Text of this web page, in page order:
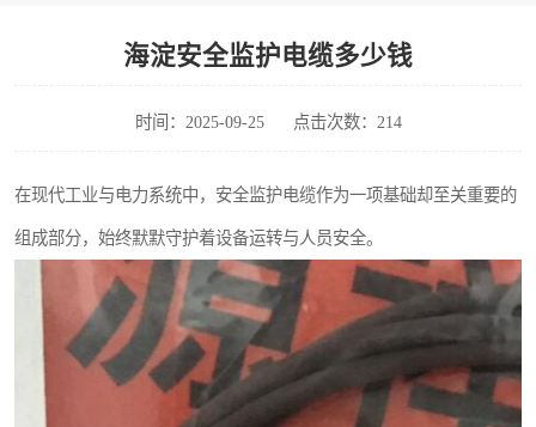
海淀安全监护电缆多少钱
时间：2025-09-25 点击次数：214
在现代工业与电力系统中，安全监护电缆作为一项基础却至关重要的
组成部分，始终默默守护着设备运转与人员安全。